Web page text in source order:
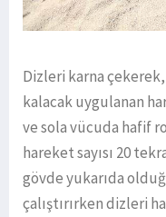
Dizleri karna
kalacak uygulanan
ve sola vücuda hafif
hareket sayısı 20
gövde yukarıda
çalıştırırken dizleri